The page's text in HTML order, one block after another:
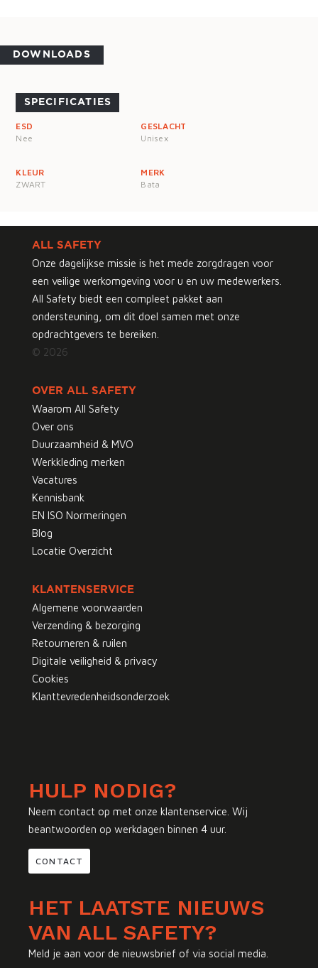
DOWNLOADS
SPECIFICATIES
ESD
Nee
GESLACHT
Unisex
KLEUR
ZWART
MERK
Bata
ALL SAFETY
Onze dagelijkse missie is het mede zorgdragen voor
een veilige werkomgeving voor u en uw medewerkers.
All Safety biedt een compleet pakket aan
ondersteuning, om dit doel samen met onze
opdrachtgevers te bereiken.
© 2026
OVER ALL SAFETY
Waarom All Safety
Over ons
Duurzaamheid & MVO
Werkkleding merken
Vacatures
Kennisbank
EN ISO Normeringen
Blog
Locatie Overzicht
KLANTENSERVICE
Algemene voorwaarden
Verzending & bezorging
Retourneren & ruilen
Digitale veiligheid & privacy
Cookies
Klanttevredenheidsonderzoek
HULP NODIG?
Neem contact op met onze klantenservice. Wij
beantwoorden op werkdagen binnen 4 uur.
CONTACT
HET LAATSTE NIEUWS
VAN ALL SAFETY?
Meld je aan voor de nieuwsbrief of via social media.